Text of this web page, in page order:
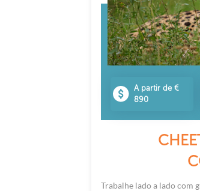
A partir de €
890
Trabalhe lado a lado com